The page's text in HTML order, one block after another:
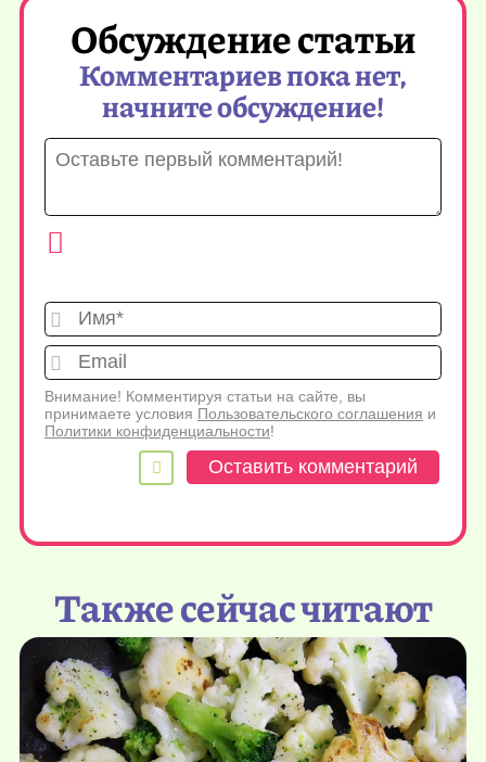
Обсуждение статьи
Комментариев пока нет,
начните обсуждение!
Имя*
Внимание! Комментируя статьи на сайте, вы
принимаете условия Пользовательского соглашения и
Политики конфиденциальности!
Также сейчас читают